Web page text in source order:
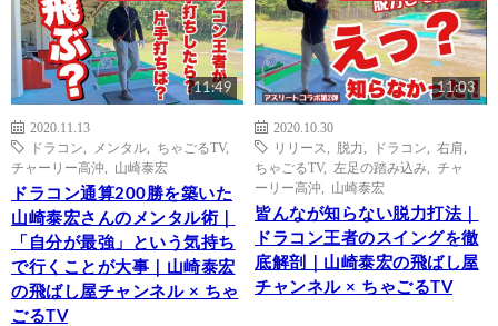
11:49
2020.11.13
ドラコン
メンタル ちゃごるTV,
チャーリー高沖
山崎泰宏
ドラコン通算200勝を築いた
山崎泰宏さんのメンタル術｜
「自分が最強」という気持ち
で行くことが大事｜山崎泰宏
の飛ばし屋チャンネル × ちゃ
ごるTV
11:03
2020.10.30
リリース
脱力 ドラコン 右肩
ちゃごるTV, 左足の踏み込み
チャ
ーリー高沖
山崎泰宏
皆んなが知らない脱力打法｜
ドラコン王者のスイングを徹
底解剖｜山崎泰宏の飛ばし屋
チャンネル × ちゃごるTV